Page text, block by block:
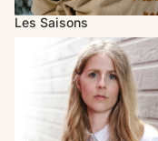
Les Saisons
Valérie C. Design